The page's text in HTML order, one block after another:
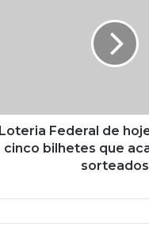
Loteria Federal de
cinco bilhetes que
sorteados